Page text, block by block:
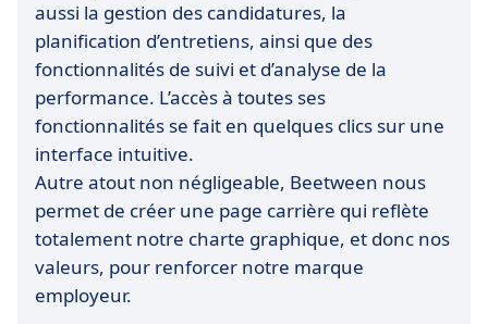
aussi la gestion des candidatures, la
planification d’entretiens, ainsi que des
fonctionnalités de suivi et d’analyse de la
performance. L’accès à toutes ses
fonctionnalités se fait en quelques clics sur une
interface intuitive.
Autre atout non négligeable, Beetween nous
permet de créer une page carrière qui reflète
totalement notre charte graphique, et donc nos
valeurs, pour renforcer notre marque
employeur.